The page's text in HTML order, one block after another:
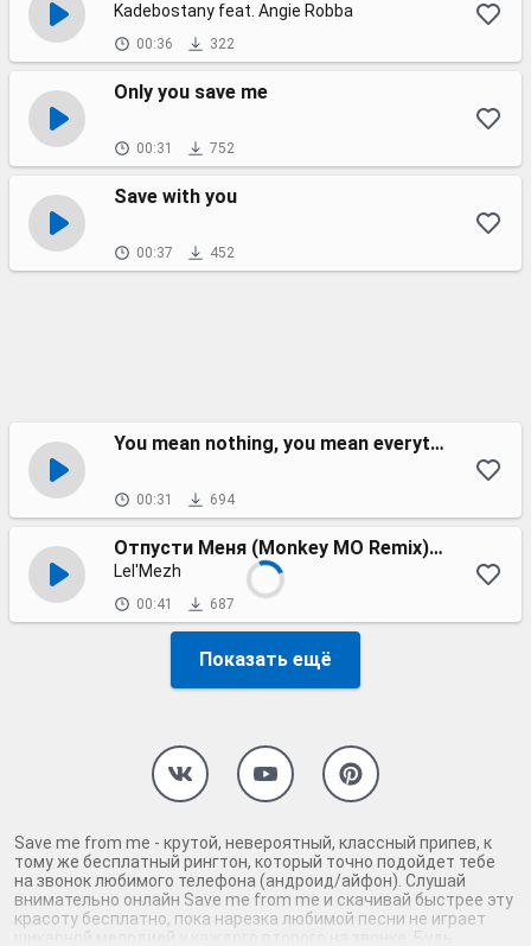
Kadebostany feat. Angie Robba
00:36 322
Only you save me
00:31 752
Save with you
00:37 452
You mean nothing, you mean everything
00:31 694
Отпусти Меня (Monkey MO Remix) (Linda Cover)
Lel'Mezh
00:41 687
Показать ещё
Save me from me - крутой, невероятный, классный припев, к
тому же бесплатный рингтон, который точно подойдет тебе
на звонок любимого телефона (андроид/айфон). Слушай
внимательно онлайн Save me from me и скачивай быстрее эту
красоту бесплатно, пока нарезка любимой песни не играет
шикарной мелодией у каждого второго на звонке. Будь